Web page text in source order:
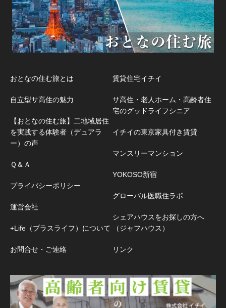
おとなの住む旅とは
自立型サ高住の魅力
【おとなの住む旅】二地域居住
を実践する体験者（デュアラ
ー）の声
Ｑ＆Ａ
プライバシーポリシー
運営会社
+Life（プラスライフ）について
お問合せ・ご連絡
賃貸住宅イチイ
サ高住・老人ホーム・高齢者住
宅のグッドライフシニア
イチイの東京家具付き賃貸
マンスリーマンション
YOKOSO新宿
グローバル医職住ラボ
シェアハウスをお探しの方へ
（ジャフハウス）
リンク